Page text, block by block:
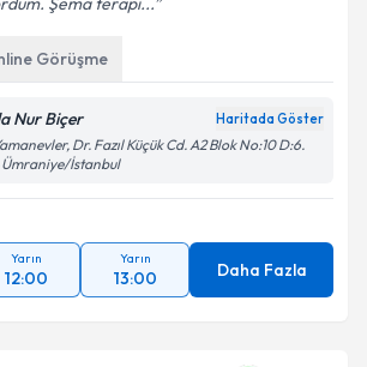
Görüşme
Nur Biçer Haritada Göster
Dr. Fazıl Küçük Cd. A2 Blok No:10 D:6.
Ümraniye/İstanbul
Yarın
12:00
Yarın
13:00 Daha Fazla